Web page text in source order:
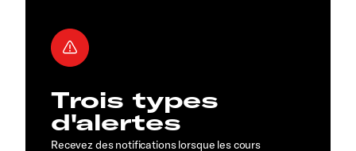
Trois types
d'alertes
Recevez des notifications lorsque les cours